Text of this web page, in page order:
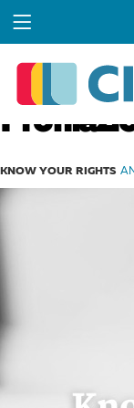
KNOW YOUR RIGHTS